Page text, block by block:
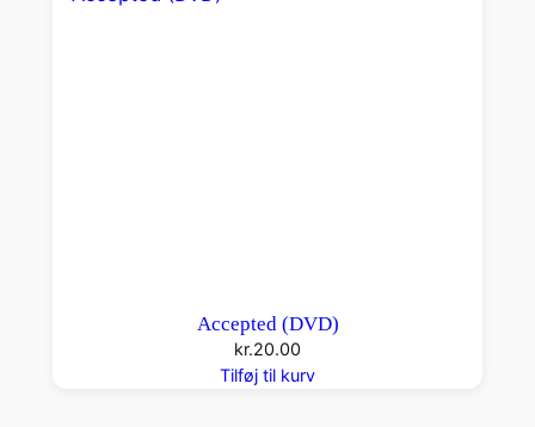
Accepted (DVD)
kr.20.00
Tilføj til kurv